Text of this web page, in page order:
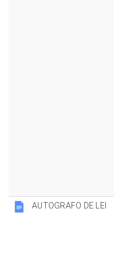
AUTOGRAFO DE LEI